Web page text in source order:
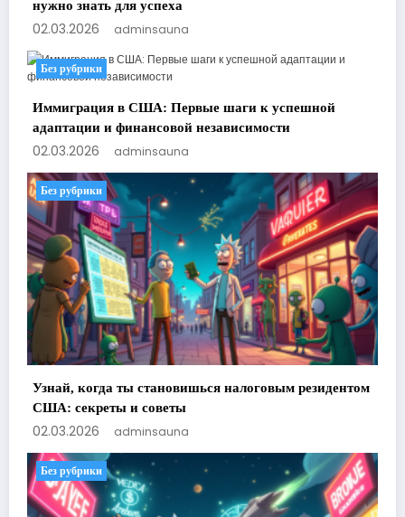
нужно знать для успеха
02.03.2026 adminsauna
Без рубрики
Иммиграция в США: Первые шаги к успешной
адаптации и финансовой независимости
02.03.2026 adminsauna
Без рубрики
Узнай, когда ты становишься налоговым резидентом
США: секреты и советы
02.03.2026 adminsauna
Без рубрики